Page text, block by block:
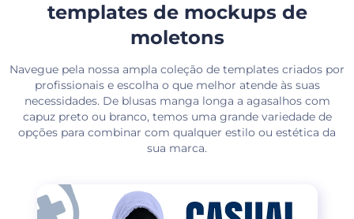
templates de mockups de
moletons
Navegue pela nossa ampla coleção de templates criados por
profissionais e escolha o que melhor atende às suas
necessidades. De blusas manga longa a agasalhos com
capuz preto ou branco, temos uma grande variedade de
opções para combinar com qualquer estilo ou estética da
sua marca.